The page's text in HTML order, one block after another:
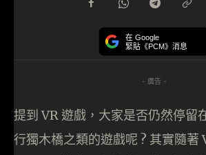
在 Google
緊貼《PCM》消息
- 廣告 -
提到 VR 遊戲，大家是否仍然停留
行獨木橋之類的遊戲呢 ? 其實隨著